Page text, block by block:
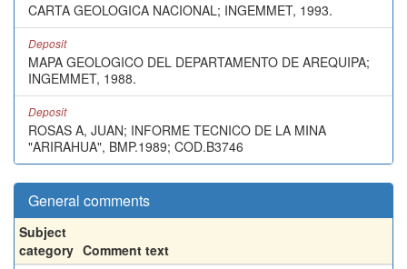
CARTA GEOLOGICA NACIONAL; INGEMMET, 1993.
Deposit
MAPA GEOLOGICO DEL DEPARTAMENTO DE AREQUIPA;
INGEMMET, 1988.
Deposit
ROSAS A, JUAN; INFORME TECNICO DE LA MINA
"ARIRAHUA", BMP.1989; COD.B3746
General comments
Subject
category Comment text